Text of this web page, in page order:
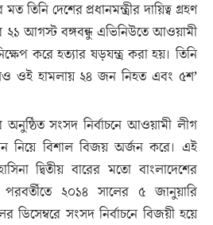
তিনি দেশের প্রধানমন্ত্রীর দায়িত্ব গ্রহণ
২১ আগস্ট বঙ্গবন্ধু এভিনিউতে আওয়ামী
করে হত্যার ষড়যন্ত্র করা হয়। তিনি
ওই হামলায় ২৪ জন নিহত এবং ৫শ’
সংসদ নির্বাচনে আওয়ামী লীগ
নিয়ে বিশাল বিজয় অর্জন করে। এই
দ্বিতীয় বারের মতো বাংলাদেশের
পরবর্তীতে ২০১৪ সালের ৫ জানুয়ারি
ডিসেম্বরে সংসদ নির্বাচনে বিজয়ী হয়ে